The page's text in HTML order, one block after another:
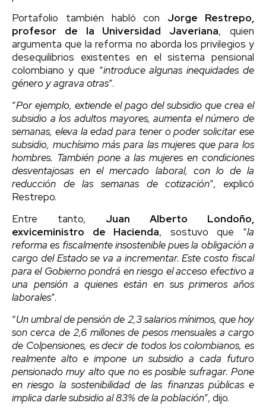
Portafolio también habló con Jorge Restrepo,
profesor de la Universidad Javeriana, quien
argumenta que la reforma no aborda los privilegios y
desequilibrios existentes en el sistema pensional
colombiano y que “introduce algunas inequidades de
género y agrava otras”.
“Por ejemplo, extiende el pago del subsidio que crea el
subsidio a los adultos mayores, aumenta el número de
semanas, eleva la edad para tener o poder solicitar ese
subsidio, muchísimo más para las mujeres que para los
hombres. También pone a las mujeres en condiciones
desventajosas en el mercado laboral, con lo de la
reducción de las semanas de cotización”, explicó
Restrepo.
Entre tanto, Juan Alberto Londoño,
exviceministro de Hacienda, sostuvo que “la
reforma es fiscalmente insostenible pues la obligación a
cargo del Estado se va a incrementar. Este costo fiscal
para el Gobierno pondrá en riesgo el acceso efectivo a
una pensión a quienes están en sus primeros años
laborales”.
“Un umbral de pensión de 2,3 salarios mínimos, que hoy
son cerca de 2,6 millones de pesos mensuales a cargo
de Colpensiones, es decir de todos los colombianos, es
realmente alto e impone un subsidio a cada futuro
pensionado muy alto que no es posible sufragar. Pone
en riesgo la sostenibilidad de las finanzas públicas e
implica darle subsidio al 83% de la población”, dijo.